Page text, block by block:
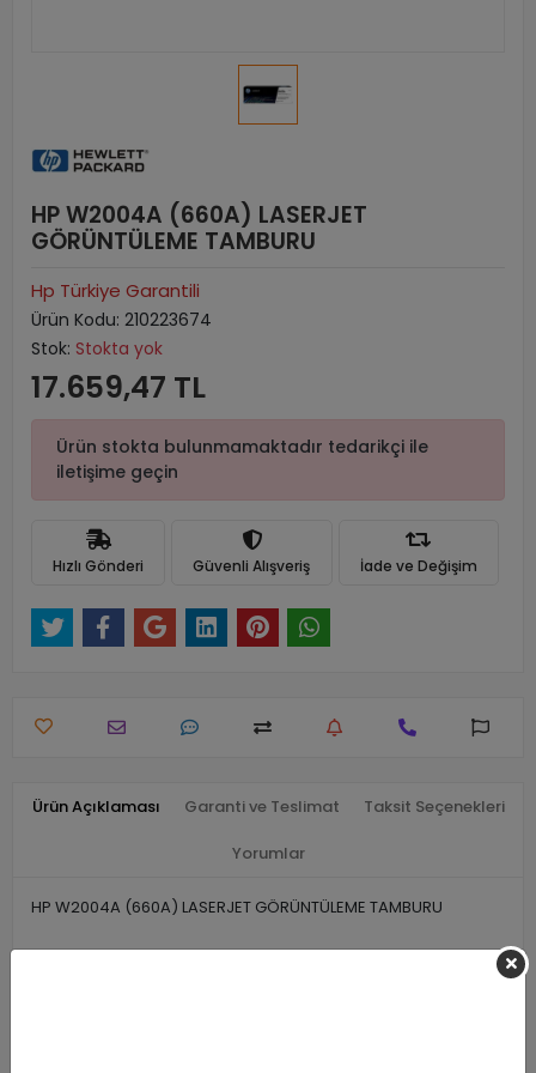
HP W2004A (660A) LASERJET
GÖRÜNTÜLEME TAMBURU
Hp Türkiye Garantili
Ürün Kodu: 210223674
Stok: Stokta yok
17.659,47 TL
Ürün stokta bulunmamaktadır tedarikçi ile
iletişime geçin
Hızlı Gönderi Güvenli Alışveriş İade ve Değişim
Ürün Açıklaması Garanti ve Teslimat Taksit Seçenekleri
Yorumlar
HP W2004A (660A) LASERJET GÖRÜNTÜLEME TAMBURU